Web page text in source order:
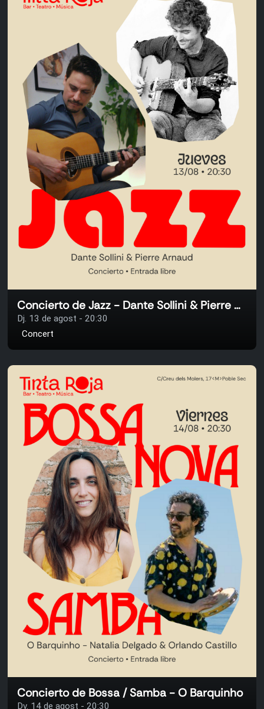
Concierto de Jazz - Dante Sollini & Pierre Arnaud
Dj. 13 de agost - 20:30
Concert
Concierto de Bossa / Samba - O Barquinho
Dv. 14 de agost - 20:30